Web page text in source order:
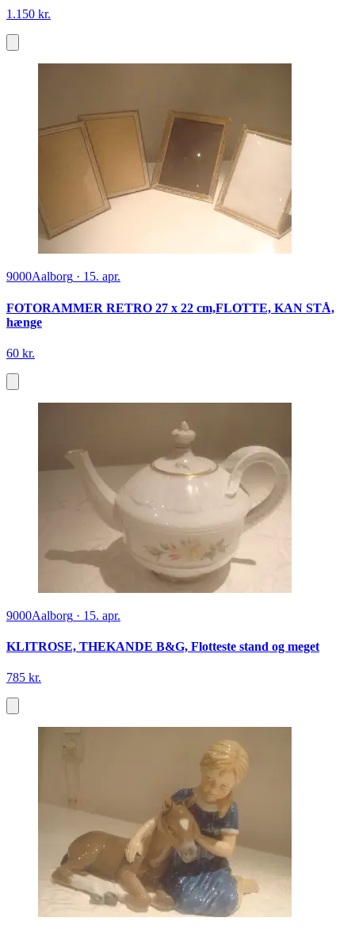
1.150 kr.
9000Aalborg · 15. apr.
FOTORAMMER RETRO 27 x 22 cm,FLOTTE, KAN STÅ,
hænge
60 kr.
9000Aalborg · 15. apr.
KLITROSE, THEKANDE B&G, Flotteste stand og meget
785 kr.